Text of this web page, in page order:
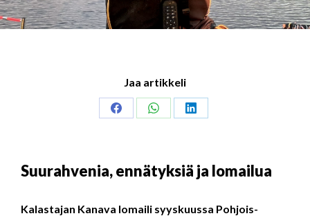
Jaa artikkeli
Share
Share
Share
Suurahvenia, ennätyksiä ja lomailua
Kalastajan Kanava lomaili syyskuussa Pohjois-